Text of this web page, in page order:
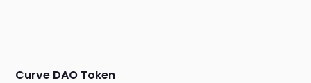
Curve DAO Token